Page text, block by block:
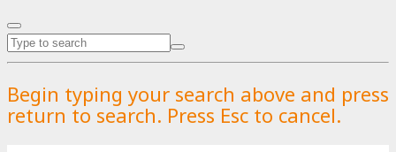
Begin typing your search above and press
return to search. Press Esc to cancel.